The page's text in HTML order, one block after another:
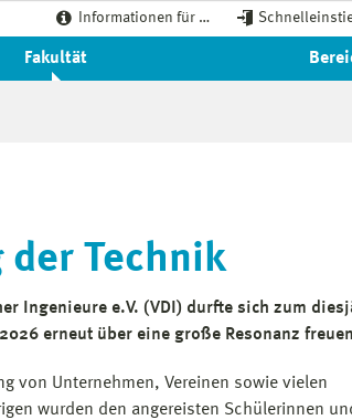
Informationen für …
Fakultät
der Technik
Ingenieure e.V. (VDI) durfte sich zum
erneut über eine große Resonanz
von Unternehmen, Vereinen sowie vielen
wurden den angereisten Schülerinnen